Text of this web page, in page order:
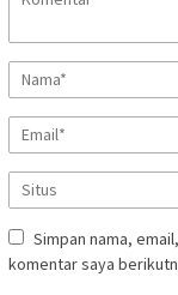
Simpan nama,
komentar saya